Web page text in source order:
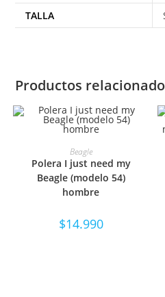
TALLA
Productos
SELECCIONAR OPCIONES
Beagle
Polera I just need my
Beagle (modelo 54)
hombre
$14.990